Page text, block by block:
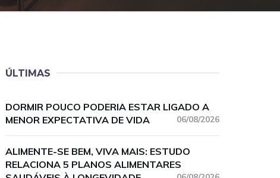
ÚLTIMAS
DORMIR POUCO PODERIA ESTAR LIGADO A
MENOR EXPECTATIVA DE VIDA
06/08/2026
ALIMENTE-SE BEM, VIVA MAIS: ESTUDO
RELACIONA 5 PLANOS ALIMENTARES